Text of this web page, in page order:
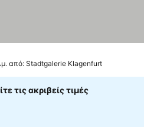
από: Stadtgalerie Klagenfurt
τις ακριβείς τιμές